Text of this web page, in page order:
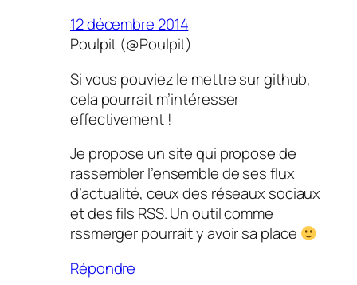
12 décembre 2014
Poulpit (@Poulpit)
Si vous pouviez le mettre sur github,
cela pourrait m’intéresser
effectivement !
Je propose un site qui propose de
rassembler l’ensemble de ses flux
d’actualité, ceux des réseaux sociaux
et des fils RSS. Un outil comme
rssmerger pourrait y avoir sa place
Répondre